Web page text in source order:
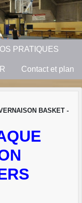
PRATIQUES
Contact et plan
BASKET -